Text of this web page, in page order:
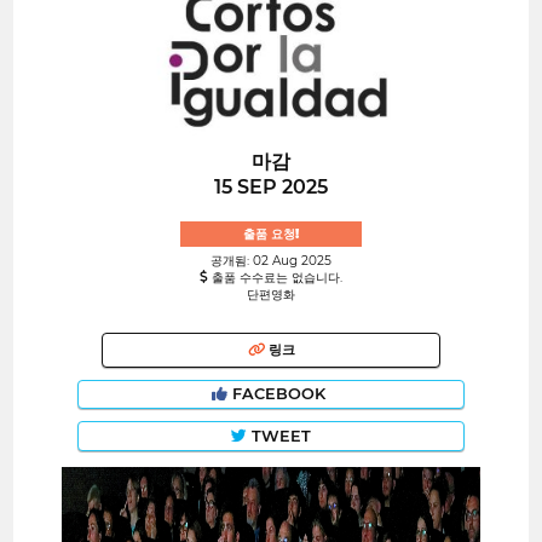
마감
15 SEP 2025
출품 요청!
공개됨: 02 Aug 2025
출품 수수료는 없습니다.
단편영화
링크
FACEBOOK
TWEET